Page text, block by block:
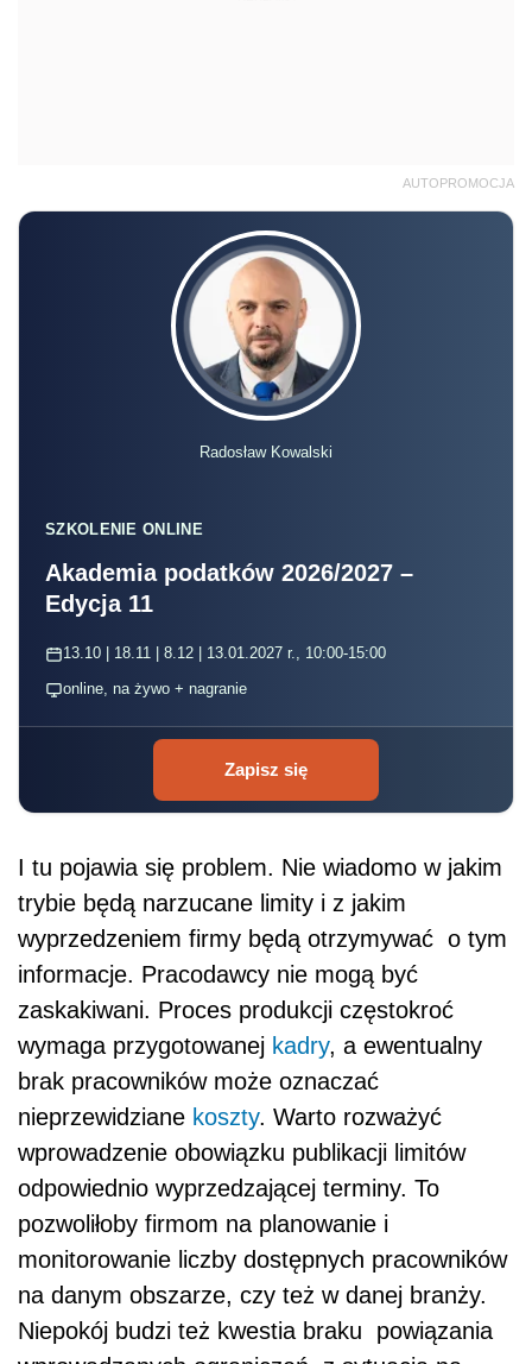
AUTOPROMOCJA
Radosław Kowalski
SZKOLENIE ONLINE
Akademia podatków 2026/2027 –
Edycja 11
13.10 | 18.11 | 8.12 | 13.01.2027 r., 10:00-15:00
online, na żywo + nagranie
Zapisz się
I tu pojawia się problem. Nie wiadomo w jakim
trybie będą narzucane limity i z jakim
wyprzedzeniem firmy będą otrzymywać o tym
informacje. Pracodawcy nie mogą być
zaskakiwani. Proces produkcji częstokroć
wymaga przygotowanej kadry, a ewentualny
brak pracowników może oznaczać
nieprzewidziane koszty. Warto rozważyć
wprowadzenie obowiązku publikacji limitów
odpowiednio wyprzedzającej terminy. To
pozwoliłoby firmom na planowanie i
monitorowanie liczby dostępnych pracowników
na danym obszarze, czy też w danej branży.
Niepokój budzi też kwestia braku powiązania